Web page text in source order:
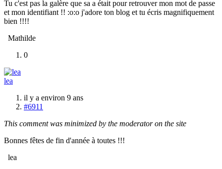
Tu c'est pas la galère que sa a était pour retrouver mon mot de passe
et mon identifiant !! :o:o j'adore ton blog et tu écris magnifiquement
bien !!!!
Mathilde
0
lea
il y a environ 9 ans
#6911
This comment was minimized by the moderator on the site
Bonnes fêtes de fin d'année à toutes !!!
lea